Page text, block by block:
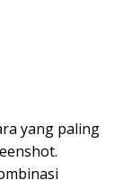
yang paling